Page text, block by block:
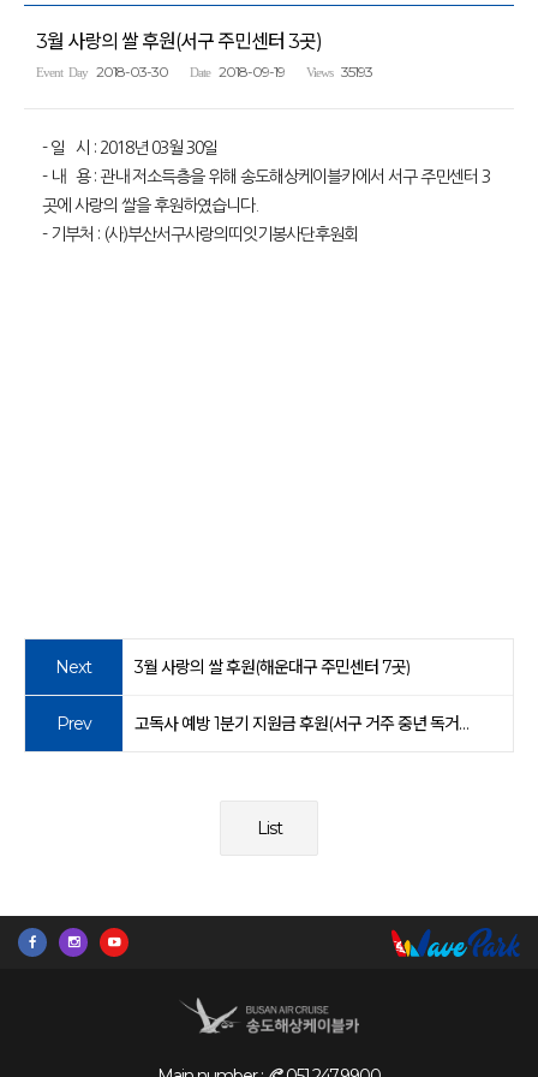
3월 사랑의 쌀 후원(서구 주민센터 3곳)
Event Day 2018-03-30 Date 2018-09-19 Views 35193
- 일 시 : 2018년 03월 30일
- 내 용 : 관내 저소득층을 위해 송도해상케이블카에서 서구 주민센터 3
곳에 사랑의 쌀을 후원하였습니다.
- 기부처 : (사)부산서구사랑의띠잇기봉사단후원회
Next 3월 사랑의 쌀 후원(해운대구 주민센터 7곳)
Prev 고독사 예방 1분기 지원금 후원(서구 거주 중년 독거남)
List